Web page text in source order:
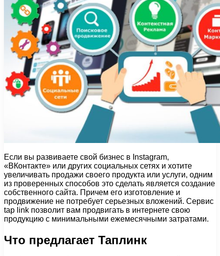
Если вы развиваете свой бизнес в Instagram,
«ВКонтакте» или других социальных сетях и хотите
увеличивать продажи своего продукта или услуги, одним
из проверенных способов это сделать является создание
собственного сайта. Причем его изготовление и
продвижение не потребует серьезных вложений. Сервис
tap link позволит вам продвигать в интернете свою
продукцию с минимальными ежемесячными затратами.
Что предлагает Таплинк